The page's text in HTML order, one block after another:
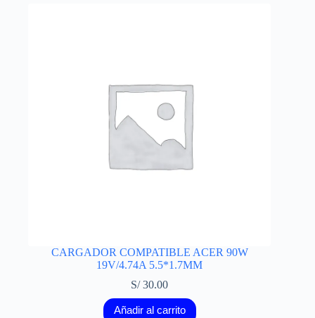
CARGADOR COMPATIBLE ACER 90W
19V/4.74A 5.5*1.7MM
S/30.00
Añadir al carrito